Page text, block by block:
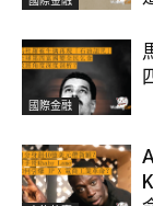
國際金融